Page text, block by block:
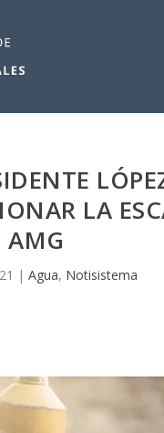
LA
AMG
| Agua, Notisistema